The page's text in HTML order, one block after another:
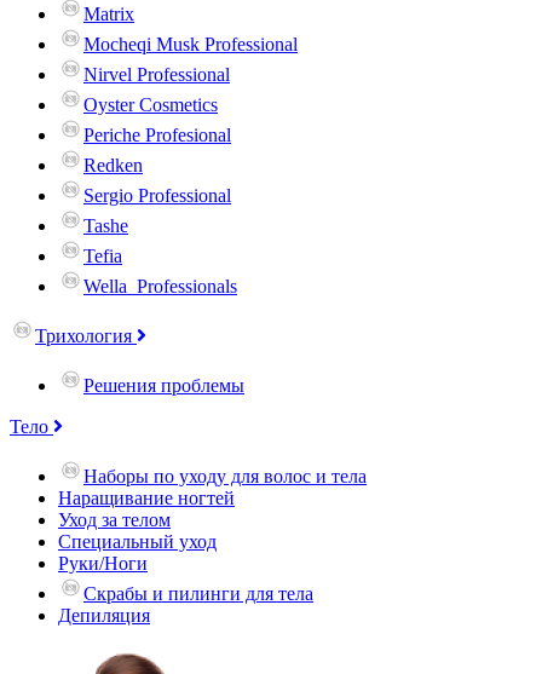
Matrix
Mocheqi Musk Professional
Nirvel Professional
Oyster Cosmetics
Periche Profesional
Redken
Sergio Professional
Tashe
Tefia
Wella_Professionals
Трихология
Решения проблемы
Тело
Наборы по уходу для волос и тела
Наращивание ногтей
Уход за телом
Специальный уход
Руки/Ноги
Скрабы и пилинги для тела
Депиляция